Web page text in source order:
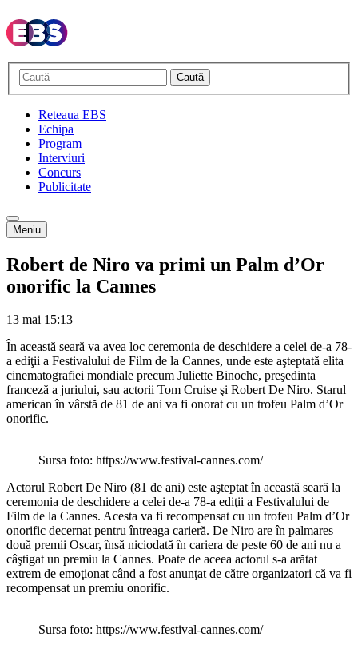
Caută
Reteaua EBS
Echipa
Program
Interviuri
Concurs
Publicitate
Meniu
Robert de Niro va primi un Palm d’Or
onorific la Cannes
13 mai 15:13
În această seară va avea loc ceremonia de deschidere a celei de-a 78-
a ediţii a Festivalului de Film de la Cannes, unde este aşteptată elita
cinematografiei mondiale precum Juliette Binoche, preşedinta
franceză a juriului, sau actorii Tom Cruise şi Robert De Niro. Starul
american în vârstă de 81 de ani va fi onorat cu un trofeu Palm d’Or
onorific.
Sursa foto: https://www.festival-cannes.com/
Actorul Robert De Niro (81 de ani) este aşteptat în această seară la
ceremonia de deschidere a celei de-a 78-a ediţii a Festivalului de
Film de la Cannes. Acesta va fi recompensat cu un trofeu Palm d’Or
onorific decernat pentru întreaga carieră. De Niro are în palmares
două premii Oscar, însă niciodată în cariera de peste 60 de ani nu a
câştigat un premiu la Cannes. Poate de aceea actorul s-a arătat
extrem de emoţionat când a fost anunţat de către organizatori că va fi
recompensat un premiu onorific.
Sursa foto: https://www.festival-cannes.com/